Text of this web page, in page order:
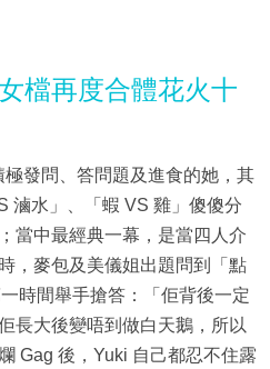
檔再度合體花火十
發問、答問題及進食的她，其
滷水」、「蝦 VS 雞」傻傻分
當中最經典一幕，是當四人介
，麥包及美儀姐出題問到「點
時間舉手搶答：「佢背後一定
長大後變唔到做白天鵝，所以
Gag 後，Yuki 自己都忍不住露